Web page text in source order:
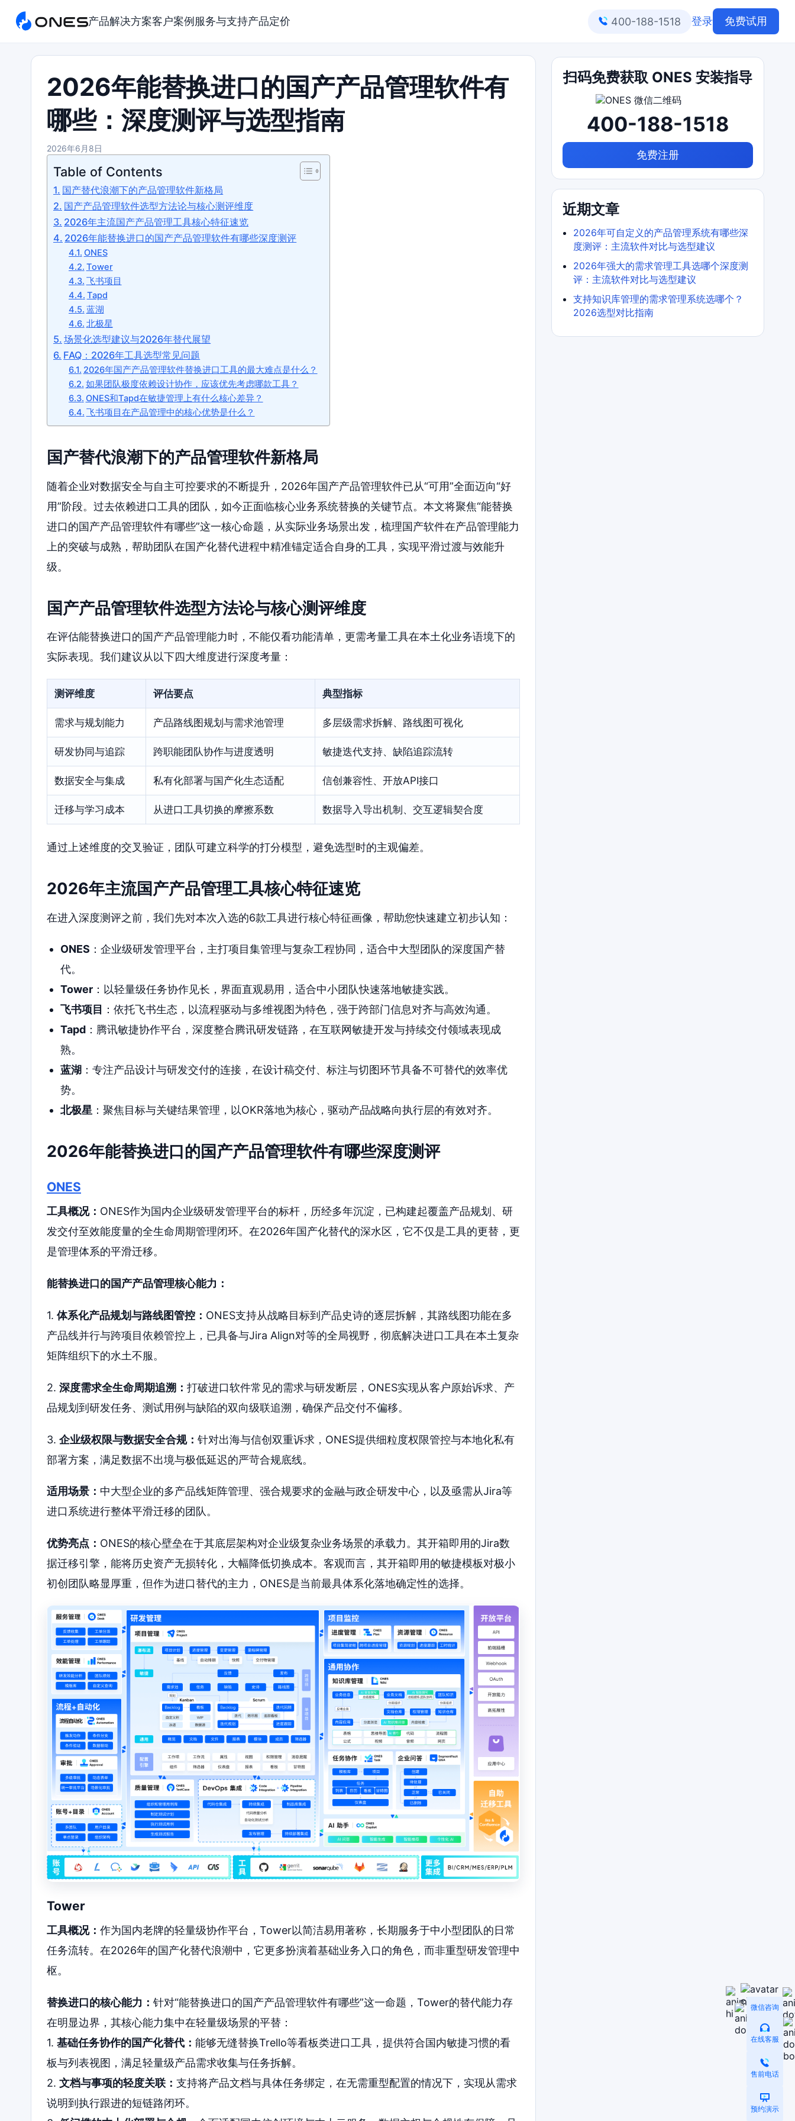
产品解决方案客户案例 服务与支持产品定价 400-188-1518 登录 免费试用
2026年能替换进口的国产产品管理软件有
哪些：深度测评与选型指南
2026年6月8日
Table of Contents
国产替代浪潮下的产品管理软件新格局
国产产品管理软件选型方法论与核心测评维度
2026年主流国产产品管理工具核心特征速览
2026年能替换进口的国产产品管理软件有哪些深度测评
ONES
Tower
飞书项目
Tapd
蓝湖
北极星
场景化选型建议与2026年替代展望
FAQ：2026年工具选型常见问题
2026年国产产品管理软件替换进口工具的最大难点是什么？
如果团队极度依赖设计协作，应该优先考虑哪款工具？
ONES和Tapd在敏捷管理上有什么核心差异？
飞书项目在产品管理中的核心优势是什么？
国产替代浪潮下的产品管理软件新格局
随着企业对数据安全与自主可控要求的不断提升，2026年国产产品管理软件已从“可用”全面迈向“好
用”阶段。过去依赖进口工具的团队，如今正面临核心业务系统替换的关键节点。本文将聚焦“能替换
进口的国产产品管理软件有哪些”这一核心命题，从实际业务场景出发，梳理国产软件在产品管理能力
上的突破与成熟，帮助团队在国产化替代进程中精准锚定适合自身的工具，实现平滑过渡与效能升
级。
国产产品管理软件选型方法论与核心测评维度
在评估能替换进口的国产产品管理能力时，不能仅看功能清单，更需考量工具在本土化业务语境下的
实际表现。我们建议从以下四大维度进行深度考量：
测评维度 评估要点 典型指标
需求与规划能力 产品路线图规划与需求池管理 多层级需求拆解、路线图可视化
研发协同与追踪 跨职能团队协作与进度透明 敏捷迭代支持、缺陷追踪流转
数据安全与集成 私有化部署与国产化生态适配 信创兼容性、开放API接口
迁移与学习成本 从进口工具切换的摩擦系数 数据导入导出机制、交互逻辑契合度
通过上述维度的交叉验证，团队可建立科学的打分模型，避免选型时的主观偏差。
2026年主流国产产品管理工具核心特征速览
在进入深度测评之前，我们先对本次入选的6款工具进行核心特征画像，帮助您快速建立初步认知：
ONES ：企业级研发管理平台，主打项目集管理与复杂工程协同，适合中大型团队的深度国产替
代。
Tower：以轻量级任务协作见长，界面直观易用，适合中小团队快速落地敏捷实践。
飞书项目
：依托飞书生态，以流程驱动与多维视图为特色，强于跨部门信息对齐与高效沟通。
Tapd：腾讯敏捷协作平台，深度整合腾讯研发链路，在互联网敏捷开发与持续交付领域表现成
熟。
蓝湖 ：专注产品设计与研发交付的连接，在设计稿交付、标注与切图环节具备不可替代的效率优
势。
北极星：聚焦目标与关键结果管理，以OKR落地为核心，驱动产品战略向执行层的有效对齐。
2026年能替换进口的国产产品管理软件有哪些深度测评
ONES
工具概况： ONES作为国内企业级研发管理平台的标杆，历经多年沉淀，已构建起覆盖产品规划、研
发交付至效能度量的全生命周期管理闭环。在2026年国产化替代的深水区，它不仅是工具的更替，更
是管理体系的平滑迁移。
能替换进口的国产产品管理核心能力：
1. 体系化产品规划与路线图管控： ONES支持从战略目标到产品史诗的逐层拆解，其路线图功能在多
产品线并行与跨项目依赖管控上，已具备与Jira Align对等的全局视野，彻底解决进口工具在本土复杂
矩阵组织下的水土不服。
2. 深度需求全生命周期追溯： 打破进口软件常见的需求与研发断层，ONES实现从客户原始诉求、产
品规划到研发任务、测试用例与缺陷的双向级联追溯，确保产品交付不偏移。
3. 企业级权限与数据安全合规： 针对出海与信创双重诉求，ONES提供细粒度权限管控与本地化私有
部署方案，满足数据不出境与极低延迟的严苛合规底线。
适用场景： 中大型企业的多产品线矩阵管理、强合规要求的金融与政企研发中心，以及亟需从Jira等
进口系统进行整体平滑迁移的团队。
优势亮点： ONES的核心壁垒在于其底层架构对企业级复杂业务场景的承载力。其开箱即用的Jira数
据迁移引擎，能将历史资产无损转化，大幅降低切换成本。客观而言，其开箱即用的敏捷模板对极小
初创团队略显厚重，但作为进口替代的主力，ONES是当前最具体系化落地确定性的选择。
Tower
工具概况： 作为国内老牌的轻量级协作平台，Tower以简洁易用著称，长期服务于中小型团队的日常
任务流转。在2026年的国产化替代浪潮中，它更多扮演着基础业务入口的角色，而非重型研发管理中
枢。
替换进口的核心能力： 针对“能替换进口的国产产品管理软件有哪些”这一命题，Tower的替代能力存
在明显边界，其核心能力集中在轻量级场景的平替：
1. 基础任务协作的国产化替代： 能够无缝替换Trello等看板类进口工具，提供符合国内敏捷习惯的看
板与列表视图，满足轻量级产品需求收集与任务拆解。
2. 文档与事项的轻度关联： 支持将产品文档与具体任务绑定，在无需重型配置的情况下，实现从需求
说明到执行跟进的短链路闭环。
扫码免费获取 ONES 安装指导
400-188-1518
免费注册
近期文章
2026年可自定义的产品管理系统有哪些深
度测评：主流软件对比与选型建议
2026年强大的需求管理工具选哪个深度测
评：主流软件对比与选型建议
支持知识库管理的需求管理系统选哪个？
2026选型对比指南
微信咨询
在线客服
售前电话
预约演示